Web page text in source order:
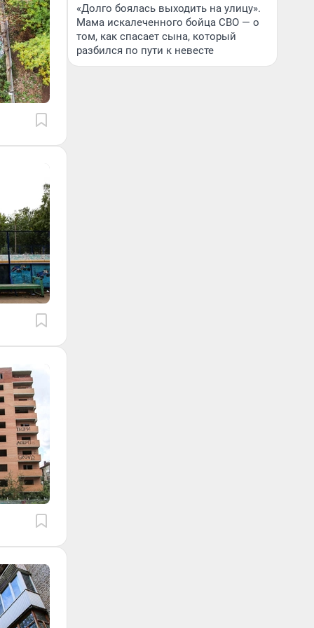
«Долго боялась выходить на улицу».
Мама искалеченного бойца СВО — о
том, как спасает сына, который
разбился по пути к невесте